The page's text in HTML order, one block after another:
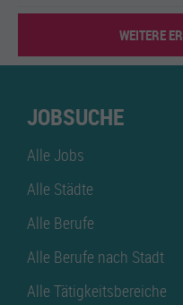
WEITERE
JOBSUCHE
Alle Jobs
Alle Städte
Alle Berufe
Alle Berufe nach Stadt
Alle Tätigkeitsbereiche